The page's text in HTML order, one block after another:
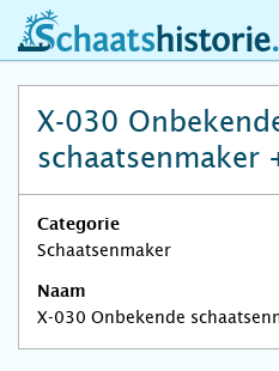
schaatshistorie.nl
X-030
schaatsenmaker
Categorie
Schaatsenmaker
Naam
X-030 Onbekende